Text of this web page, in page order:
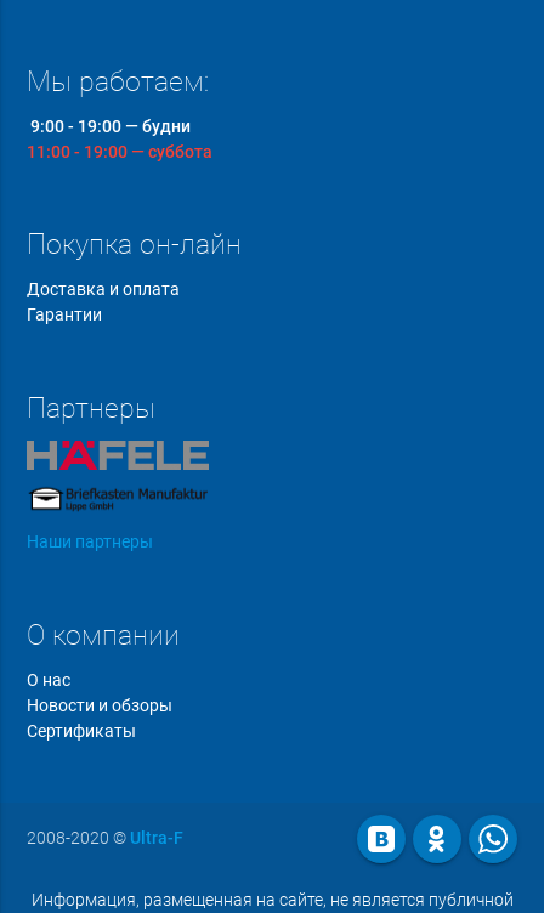
Мы работаем:
9:00 - 19:00 — будни
11:00 - 19:00 — суббота
Покупка он-лайн
Доставка и оплата
Гарантии
Партнеры
Наши партнеры
О компании
О нас
Новости и обзоры
Сертификаты
2008-2020 © Ultra-F
Информация, размещенная на сайте, не является публичной